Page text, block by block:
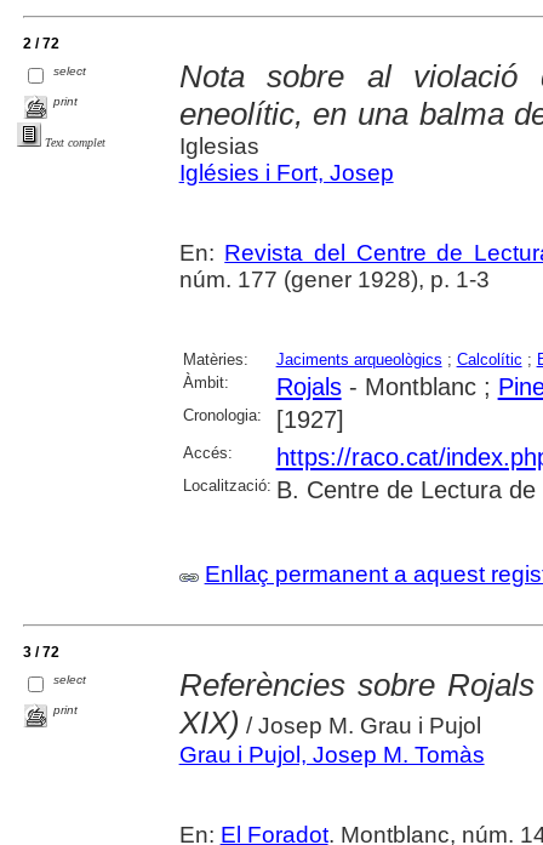
2 / 72
select
print
Text complet
Nota sobre al violació
eneolític, en una balma
Iglesias
Iglésies i Fort, Josep
En: Revista del Centre de
núm. 177 (gener 1928), p. 1-3
Matèries: Jaciments arqueològics ; Calcolític ;
Àmbit:
Rojals- Montblanc ;
Cronologia: [1927]
Accés: https://raco.cat/
Localització: B. Centre de Lectura de
Enllaç permanent a aquest
3 / 72
select
print
Referències sobre
XIX) / Josep M. Grau i Pujol
Grau i Pujol, Josep M. Tomàs
En: El Foradot. Montblanc, núm.